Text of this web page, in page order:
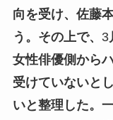
向を受け、佐藤
う。その上で、 3
女性俳優側から
受けていないと
いと整理した。一